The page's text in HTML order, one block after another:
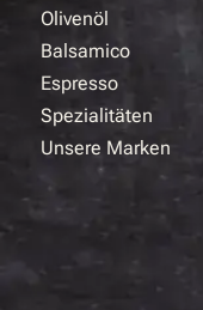
Olivenöl
Balsamico
Espresso
Spezialitäten
Unsere Marken